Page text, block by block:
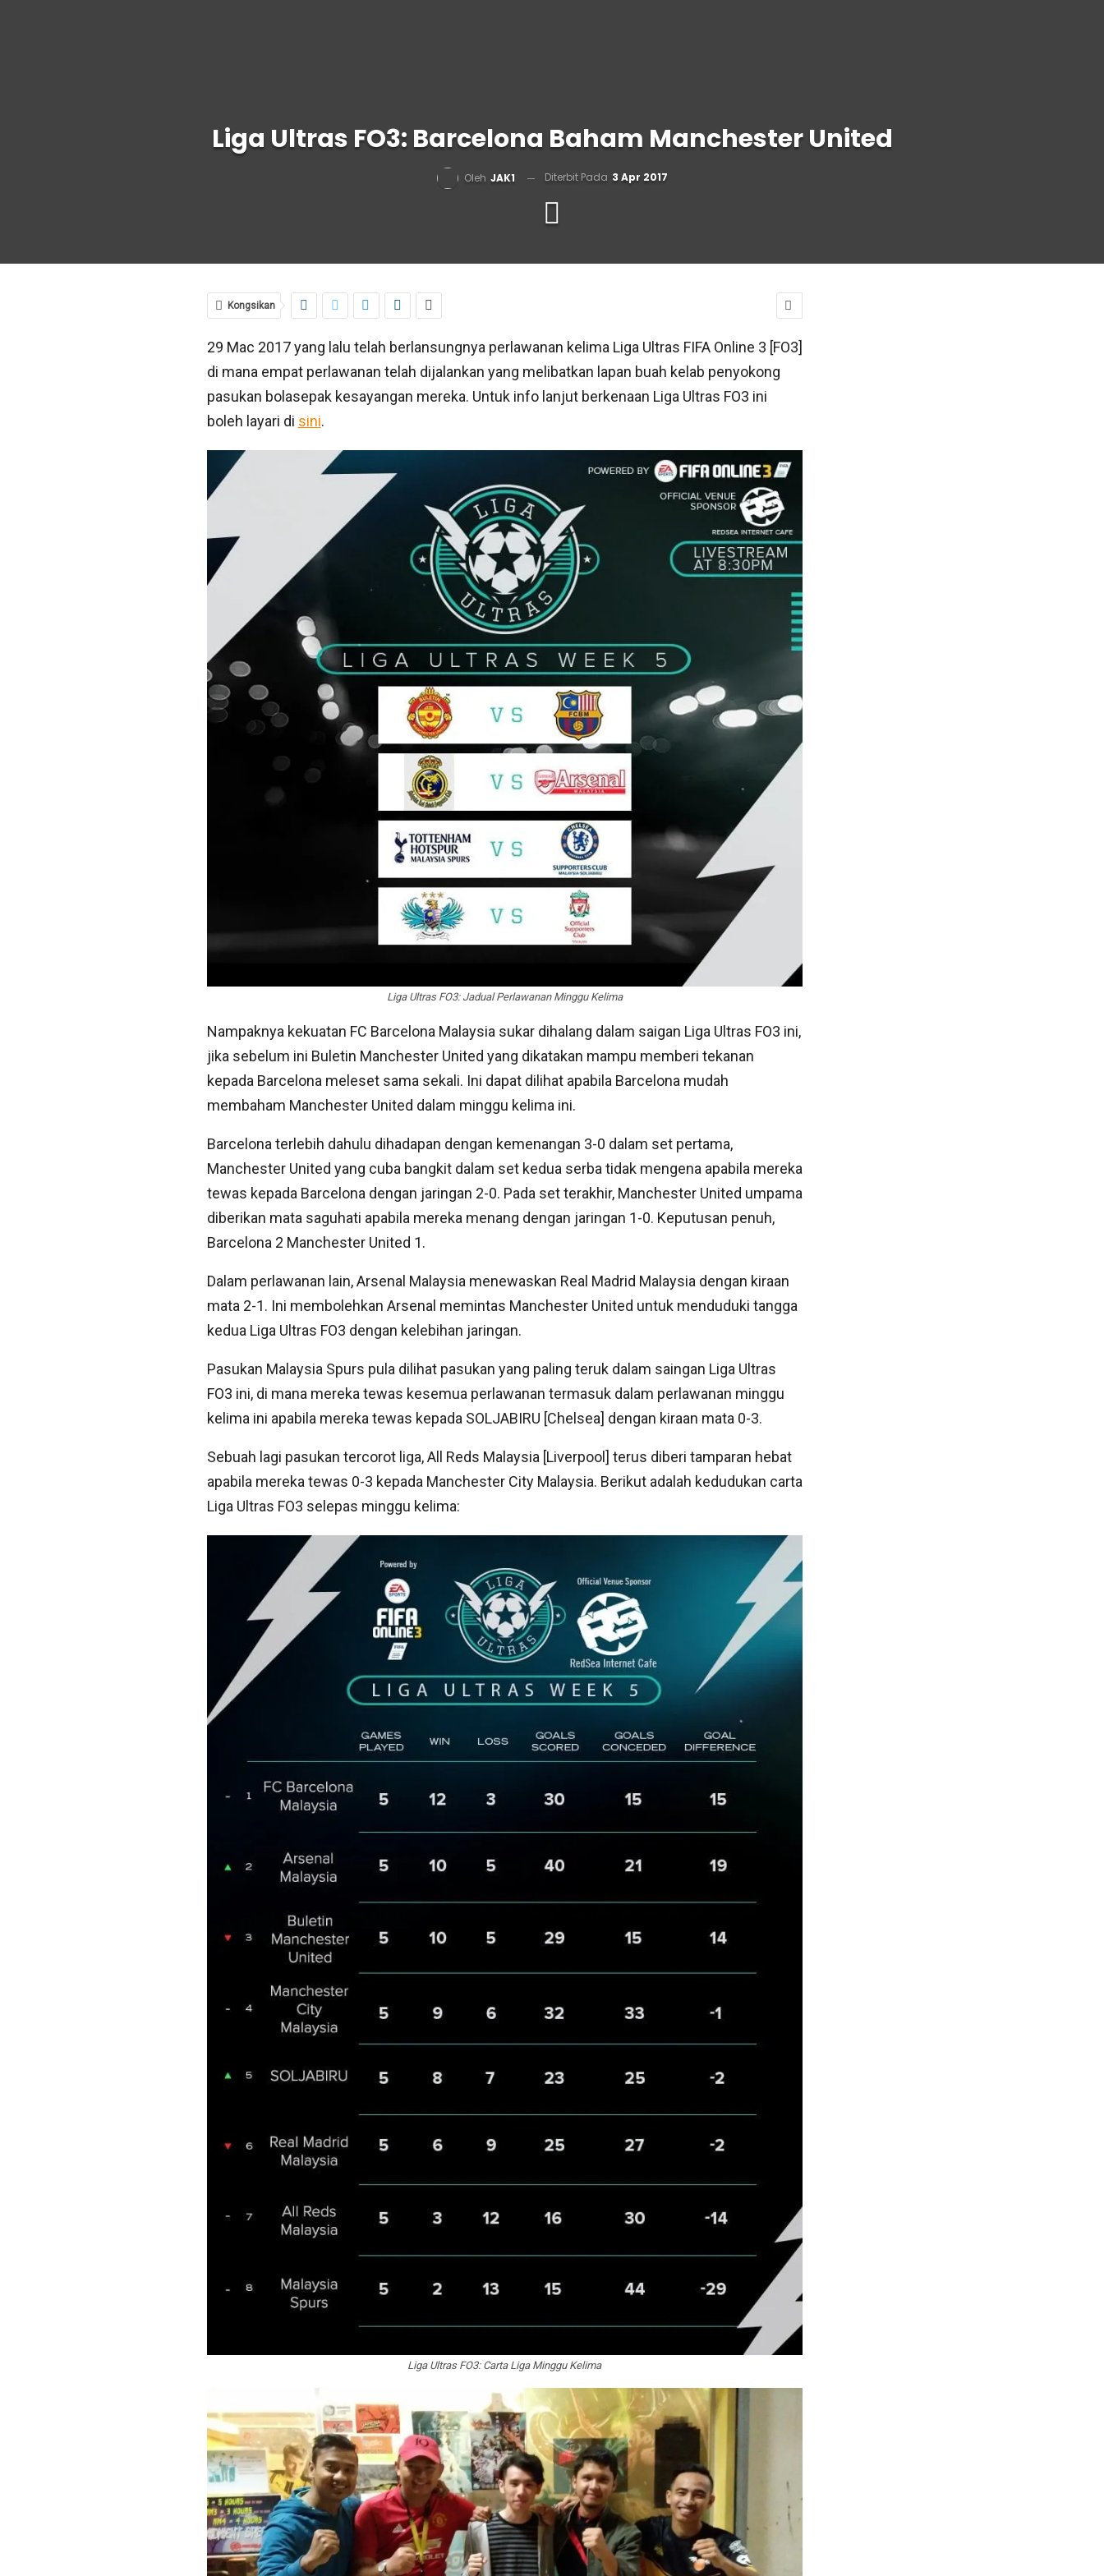
Liga Ultras FO3: Barcelona Baham Manchester United
Oleh JAK1 Diterbit Pada 3 Apr 2017
Kongsikan
29 Mac 2017 yang lalu telah berlansungnya perlawanan kelima Liga Ultras FIFA Online 3 [FO3]
di mana empat perlawanan telah dijalankan yang melibatkan lapan buah kelab penyokong
pasukan bolasepak kesayangan mereka. Untuk info lanjut berkenaan Liga Ultras FO3 ini
boleh layari di sini.
Liga Ultras FO3: Jadual Perlawanan Minggu Kelima
Nampaknya kekuatan FC Barcelona Malaysia sukar dihalang dalam saigan Liga Ultras FO3 ini,
jika sebelum ini Buletin Manchester United yang dikatakan mampu memberi tekanan
kepada Barcelona meleset sama sekali. Ini dapat dilihat apabila Barcelona mudah
membaham Manchester United dalam minggu kelima ini.
Barcelona terlebih dahulu dihadapan dengan kemenangan 3-0 dalam set pertama,
Manchester United yang cuba bangkit dalam set kedua serba tidak mengena apabila mereka
tewas kepada Barcelona dengan jaringan 2-0. Pada set terakhir, Manchester United umpama
diberikan mata saguhati apabila mereka menang dengan jaringan 1-0. Keputusan penuh,
Barcelona 2 Manchester United 1.
Dalam perlawanan lain, Arsenal Malaysia menewaskan Real Madrid Malaysia dengan kiraan
mata 2-1. Ini membolehkan Arsenal memintas Manchester United untuk menduduki tangga
kedua Liga Ultras FO3 dengan kelebihan jaringan.
Pasukan Malaysia Spurs pula dilihat pasukan yang paling teruk dalam saingan Liga Ultras
FO3 ini, di mana mereka tewas kesemua perlawanan termasuk dalam perlawanan minggu
kelima ini apabila mereka tewas kepada SOLJABIRU [Chelsea] dengan kiraan mata 0-3.
Sebuah lagi pasukan tercorot liga, All Reds Malaysia [Liverpool] terus diberi tamparan hebat
apabila mereka tewas 0-3 kepada Manchester City Malaysia. Berikut adalah kedudukan carta
Liga Ultras FO3 selepas minggu kelima:
Liga Ultras FO3: Carta Liga Minggu Kelima